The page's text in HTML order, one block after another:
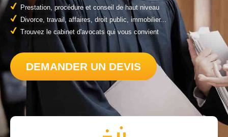
Prestation, procédure et conseil de haut niveau
Divorce, travail, affaires, droit public, immobilier...
Trouvez le cabinet d'avocats qui vous convient
DEMANDER UN DEVIS